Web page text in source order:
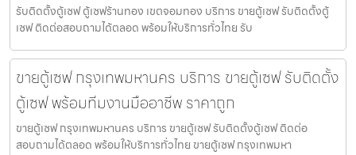
รับติดตั้งตู้เซฟ ตู้เซฟร้านทอง เขตจอมทอง บริการ ขายตู้เซฟ รับติดตั้งตู้
เซฟ ติดต่อสอบถามได้ตลอด พร้อมให้บริการทั่วไทย รับ
ขายตู้เซฟ กรุงเทพมหานคร บริการ ขายตู้เซฟ รับติดตั้ง
ตู้เซฟ พร้อมทีมงานมืออาชีพ ราคาถูก
ขายตู้เซฟ กรุงเทพมหานคร บริการ ขายตู้เซฟ รับติดตั้งตู้เซฟ ติดต่อ
สอบถามได้ตลอด พร้อมให้บริการทั่วไทย ขายตู้เซฟ กรุงเทพมหา